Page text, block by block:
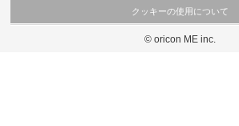
これらの情報を権利者の許可なく無断転載・複製などの二
当サイトに掲載している内容はすべてサービスの利用者が
弊社の見解・ 意見ではないことをご理解いただいた上でご覧
クッキーの使用について
このサイトでは Cookie を使用して、ユーザーに合わせたコ
© oricon ME inc.